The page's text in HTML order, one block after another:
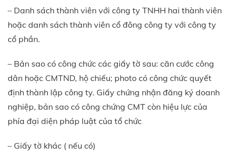
– Danh sách thành viên với công ty TNHH hai thành viên
hoặc danh sách thành viên cổ đông công ty với công ty
cổ phần.
– Bản sao có công chức các giấy tờ sau: căn cước công
dân hoặc CMTND, hộ chiếu; photo có công chức quyết
định thành lập công ty. Giấy chứng nhận đăng ký doanh
nghiệp, bản sao có công chứng CMT còn hiệu lực của
phía đại diện pháp luật của tổ chức
– Giấy tờ khác ( nếu có)